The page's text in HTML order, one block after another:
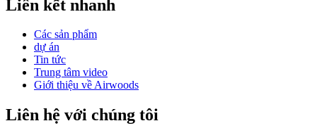
Liên kết nhanh
Các sản phẩm
dự án
Tin tức
Trung tâm video
Giới thiệu về Airwoods
Liên hệ với chúng tôi